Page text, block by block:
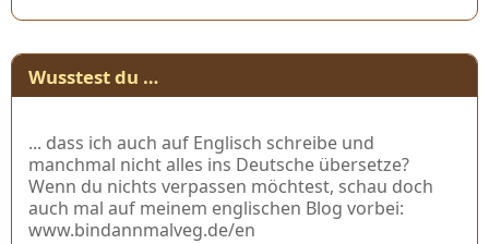
Wusstest du …
... dass ich auch auf Englisch schreibe und
manchmal nicht alles ins Deutsche übersetze?
Wenn du nichts verpassen möchtest, schau doch
auch mal auf meinem englischen Blog vorbei:
www.bindannmalveg.de/en